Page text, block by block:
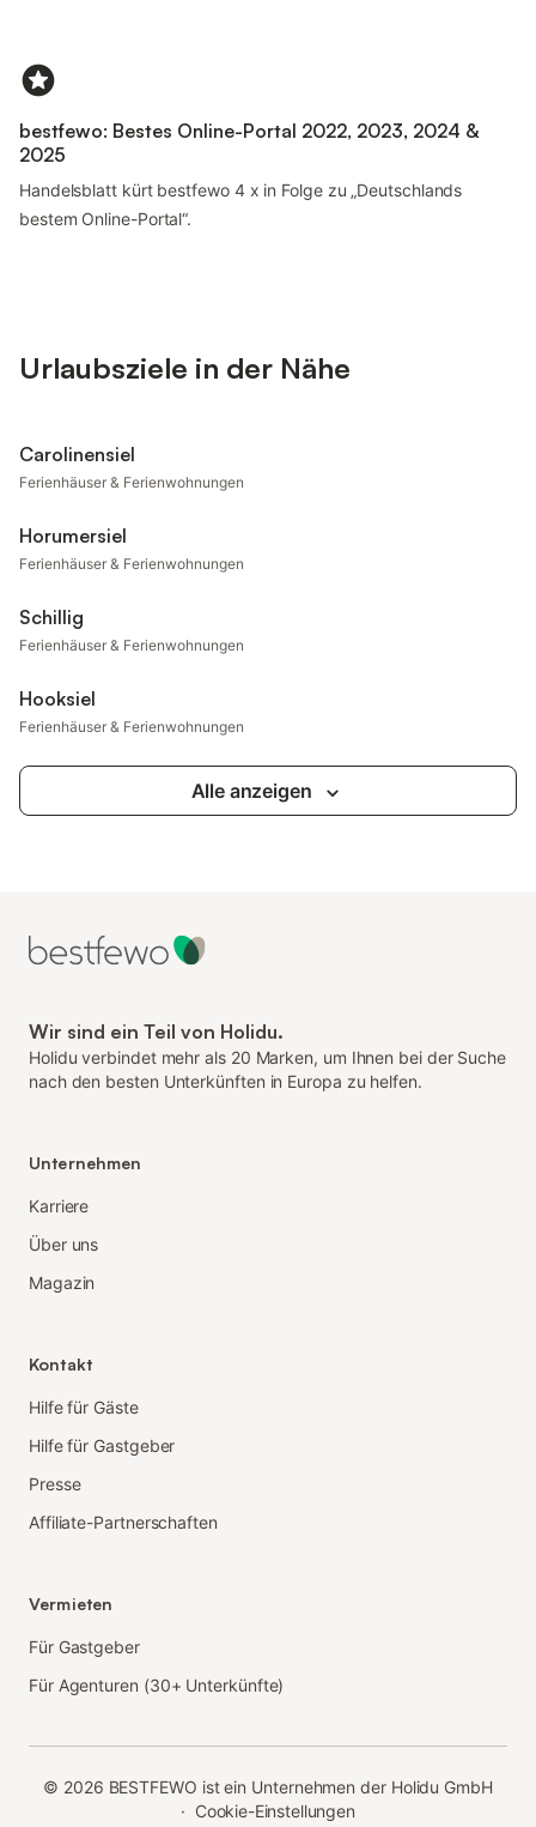
bestfewo: Bestes Online-Portal 2022, 2023, 2024 &
2025
Handelsblatt kürt bestfewo 4 x in Folge zu „Deutschlands
bestem Online-Portal“.
Urlaubsziele in der Nähe
Carolinensiel
Ferienhäuser & Ferienwohnungen
Horumersiel
Ferienhäuser & Ferienwohnungen
Schillig
Ferienhäuser & Ferienwohnungen
Hooksiel
Ferienhäuser & Ferienwohnungen
Alle anzeigen
Wir sind ein Teil von Holidu.
Holidu verbindet mehr als 20 Marken, um Ihnen bei der Suche
nach den besten Unterkünften in Europa zu helfen.
Unternehmen
Karriere
Über uns
Magazin
Kontakt
Hilfe für Gäste
Hilfe für Gastgeber
Presse
Affiliate-Partnerschaften
Vermieten
Für Gastgeber
Für Agenturen (30+ Unterkünfte)
© 2026 BESTFEWO ist ein Unternehmen der Holidu GmbH
· Cookie-Einstellungen